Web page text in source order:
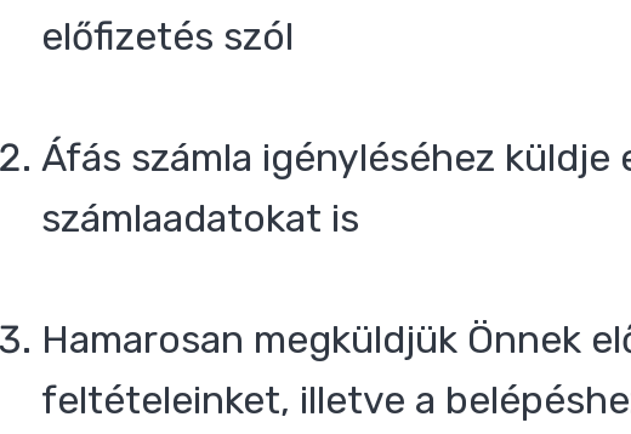
előfizetés szól
Áfás számla igényléséhez küldje
számlaadatokat is
Hamarosan megküldjük Önnek
feltételeinket, illetve a